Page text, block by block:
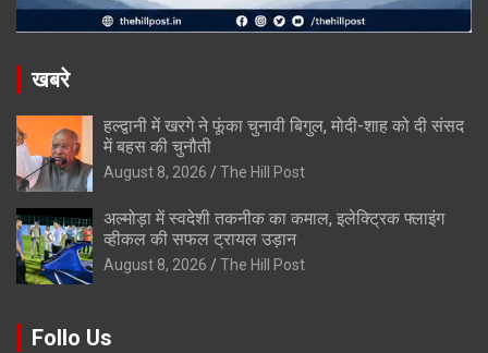
खबरे
हल्द्वानी में खरगे ने फूंका चुनावी बिगुल, मोदी-शाह को दी संसद
में बहस की चुनौती
August 8, 2026 The Hill Post
अल्मोड़ा में स्वदेशी तकनीक का कमाल, इलेक्ट्रिक फ्लाइंग
व्हीकल की सफल ट्रायल उड़ान
August 8, 2026 The Hill Post
Follo Us